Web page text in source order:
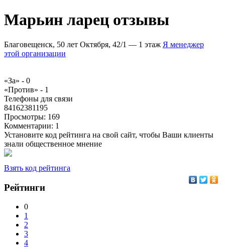
Марьин ларец отзывы
Благовещенск, 50 лет Октября, 42/1 — 1 этаж Я менеджер
этой организации
«За» - 0
«Против» - 1
Телефоны для связи
84162381195
Просмотры: 169
Комментарии: 1
Установите код рейтинга на свой сайт, чтобы Ваши клиенты
знали общественное мнение
Взять код рейтинга
Рейтинги
0
1
2
3
4